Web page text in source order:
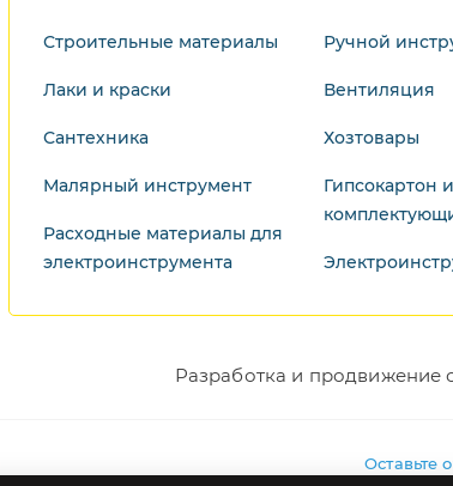
Строительные материалы
Лаки и краски
Сантехника
Малярный инструмент
Расходные материалы для
электроинструмента
Ручной
Вентиляция
Хозтовары
Гипсокартон и
Разработка и продвижение
Оставьте